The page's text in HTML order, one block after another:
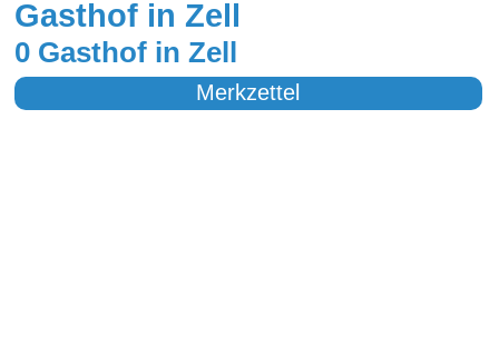
Gasthof in Zell
0 Gasthof in Zell
Merkzettel